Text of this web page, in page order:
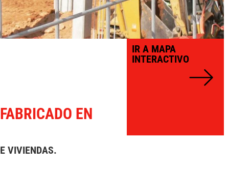
IR A MAPA
INTERACTIVO
EN
VIVIENDAS.